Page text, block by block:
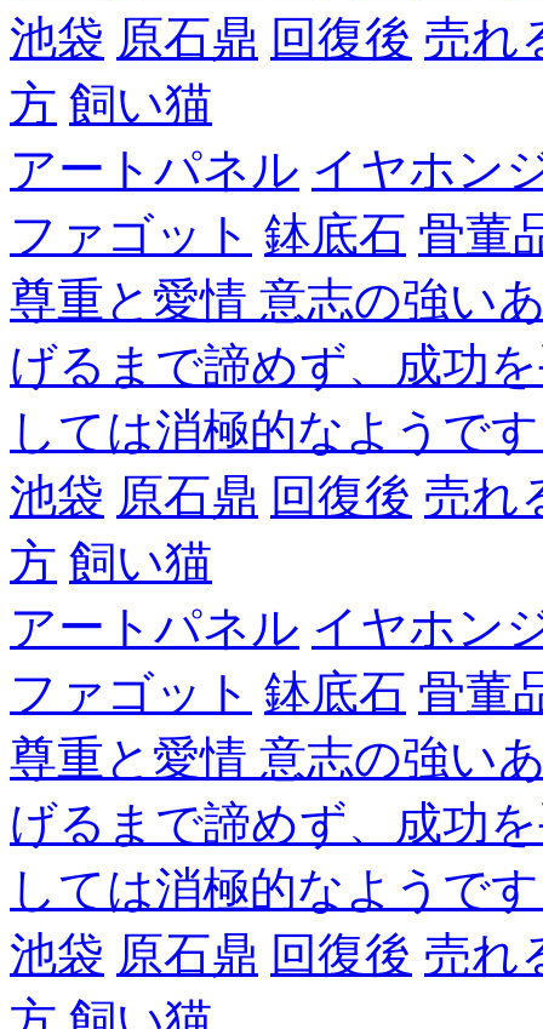
池袋 原石鼎 回復後 売れ
方 飼い猫
アートパネル イヤホン
ファゴット 鉢底石 骨董
尊重と愛情 意志の強い
げるまで諦めず、成功
しては消極的なようで
池袋 原石鼎 回復後 売れ
方 飼い猫
アートパネル イヤホン
ファゴット 鉢底石 骨董
尊重と愛情 意志の強い
げるまで諦めず、成功
しては消極的なようで
池袋 原石鼎 回復後 売れ